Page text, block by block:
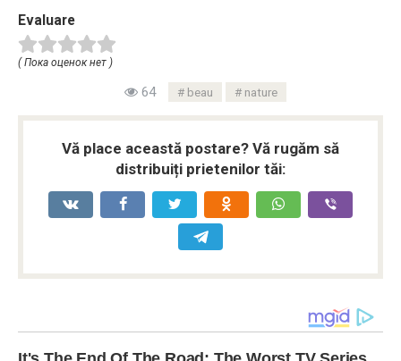
Evaluare
( Пока оценок нет )
64 beau nature
Vă place această postare? Vă rugăm să
distribuiți prietenilor tăi: